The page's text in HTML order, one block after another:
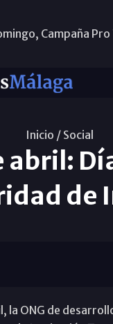
Campaña
Inicio / Social
abril:
de
la ONG de